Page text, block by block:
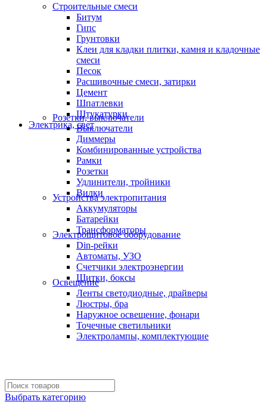
Строительные смеси
Битум
Гипс
Грунтовки
Клеи для кладки плитки, камня и кладочные
смеси
Песок
Расшивочные смеси, затирки
Цемент
Шпатлевки
Штукатурки
Электрика, свет
Розетки, выключатели
Выключатели
Диммеры
Комбинированные устройства
Рамки
Розетки
Удлинители, тройники
Вилки
Устройства электропитания
Аккумуляторы
Батарейки
Трансформаторы
Электрощитовое оборудование
Din-рейки
Автоматы, УЗО
Счетчики электроэнергии
Щитки, боксы
Освещение
Ленты светодиодные, драйверы
Люстры, бра
Наружное освещение, фонари
Точечные светильники
Электролампы, комплектующие
Выбрать категорию